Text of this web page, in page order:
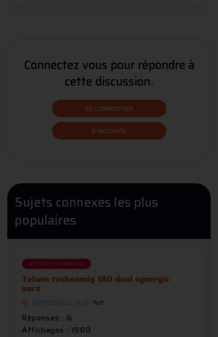
Connectez vous pour répondre à
cette discussion.
SE CONNECTER
S'INSCRIRE
Sujets connexes les plus
populaires
RETOUR D'EXPÉRIENCE
Telwin technomig 180 dual synergic
euro
18/07/2018 22:34:51 - fix!!
Réponses : 6
Affichages : 1980